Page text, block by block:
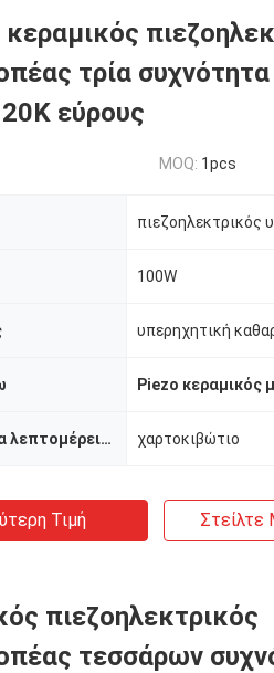
τρία συχνότητα
εύρους
MOQ: 1pcs
100W
Piezo κεραμικός
Συσκευασία λεπτομέρειες χαρτοκιβώτιο
Τιμή
πιεζοηλεκτρικός
τεσσάρων